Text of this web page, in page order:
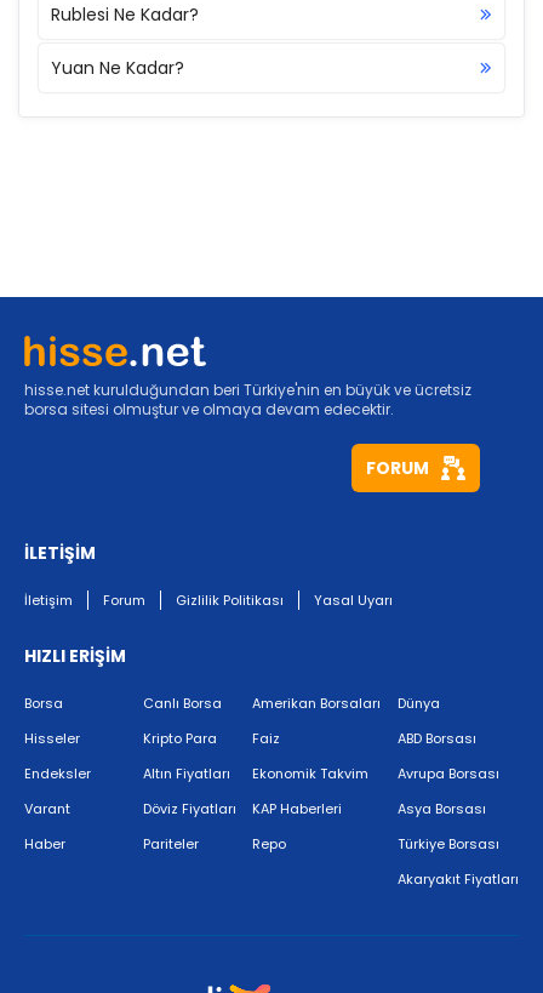
Rublesi Ne Kadar?
Yuan Ne Kadar?
hisse.net kurulduğundan beri Türkiye'nin en büyük ve ücretsiz
borsa sitesi olmuştur ve olmaya devam edecektir.
FORUM
İLETİŞİM
İletişim Forum Gizlilik Politikası Yasal Uyarı
HIZLI ERİŞİM
Borsa
Hisseler
Endeksler
Varant
Haber
Canlı Borsa
Kripto Para
Altın Fiyatları
Döviz Fiyatları
Pariteler
Amerikan Borsaları
Faiz
Ekonomik Takvim
KAP Haberleri
Repo
Dünya
ABD Borsası
Avrupa Borsası
Asya Borsası
Türkiye Borsası
Akaryakıt Fiyatları